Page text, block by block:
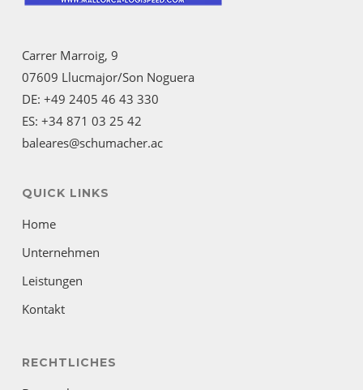
Carrer Marroig, 9
07609 Llucmajor/Son Noguera
DE: +49 2405 46 43 330
ES: +34 871 03 25 42
baleares@schumacher.ac
QUICK LINKS
Home
Unternehmen
Leistungen
Kontakt
RECHTLICHES